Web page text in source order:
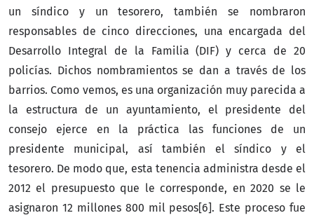
un síndico y un tesorero, también se nombraron
responsables de cinco direcciones, una encargada del
Desarrollo Integral de la Familia (DIF) y cerca de 20
policías. Dichos nombramientos se dan a través de los
barrios. Como vemos, es una organización muy parecida a
la estructura de un ayuntamiento, el presidente del
consejo ejerce en la práctica las funciones de un
presidente municipal, así también el síndico y el
tesorero. De modo que, esta tenencia administra desde el
2012 el presupuesto que le corresponde, en 2020 se le
asignaron 12 millones 800 mil pesos[6]. Este proceso fue